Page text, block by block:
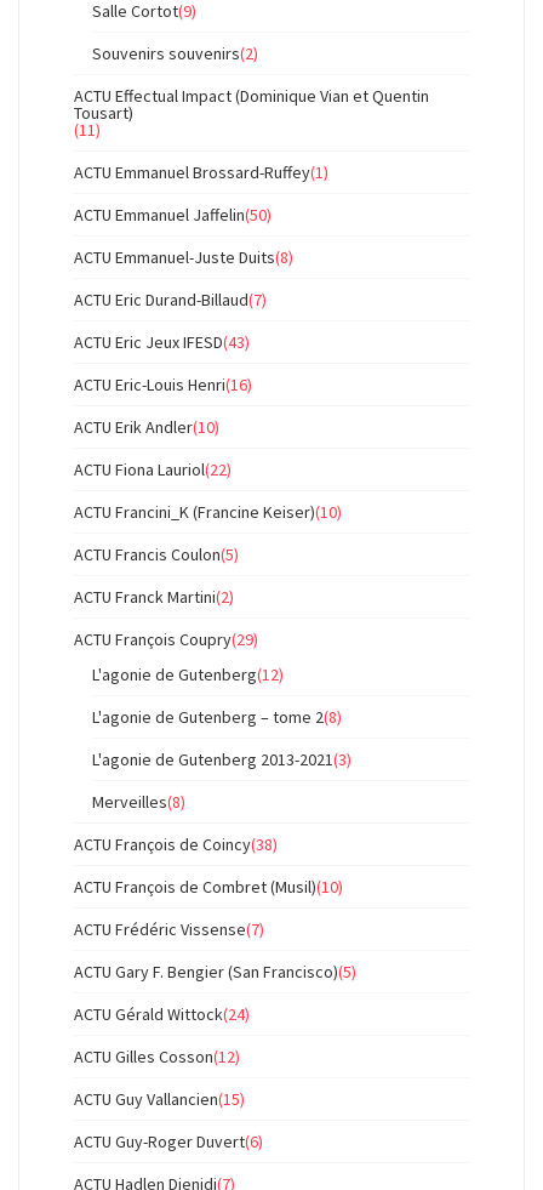
Salle Cortot(9)
Souvenirs souvenirs(2)
ACTU Effectual Impact (Dominique Vian et Quentin
Tousart)
(11)
ACTU Emmanuel Brossard-Ruffey(1)
ACTU Emmanuel Jaffelin(50)
ACTU Emmanuel-Juste Duits(8)
ACTU Eric Durand-Billaud(7)
ACTU Eric Jeux IFESD(43)
ACTU Eric-Louis Henri(16)
ACTU Erik Andler(10)
ACTU Fiona Lauriol(22)
ACTU Francini_K (Francine Keiser)(10)
ACTU Francis Coulon(5)
ACTU Franck Martini(2)
ACTU François Coupry(29)
L'agonie de Gutenberg(12)
L'agonie de Gutenberg – tome 2(8)
L'agonie de Gutenberg 2013-2021(3)
Merveilles(8)
ACTU François de Coincy(38)
ACTU François de Combret (Musil)(10)
ACTU Frédéric Vissense(7)
ACTU Gary F. Bengier (San Francisco)(5)
ACTU Gérald Wittock(24)
ACTU Gilles Cosson(12)
ACTU Guy Vallancien(15)
ACTU Guy-Roger Duvert(6)
ACTU Hadlen Djenidi(7)